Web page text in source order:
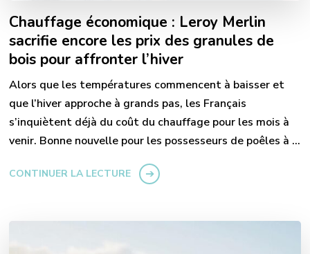
Chauffage économique : Leroy Merlin
sacrifie encore les prix des granules de
bois pour affronter l’hiver
Alors que les températures commencent à baisser et
que l’hiver approche à grands pas, les Français
s’inquiètent déjà du coût du chauffage pour les mois à
venir. Bonne nouvelle pour les possesseurs de poêles à …
CONTINUER LA LECTURE